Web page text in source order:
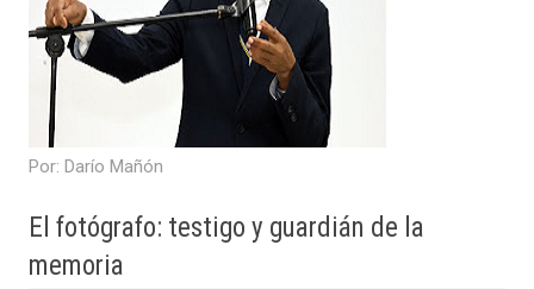
​Por: Darío Mañón
El fotógrafo: testigo y guardián de la
memoria